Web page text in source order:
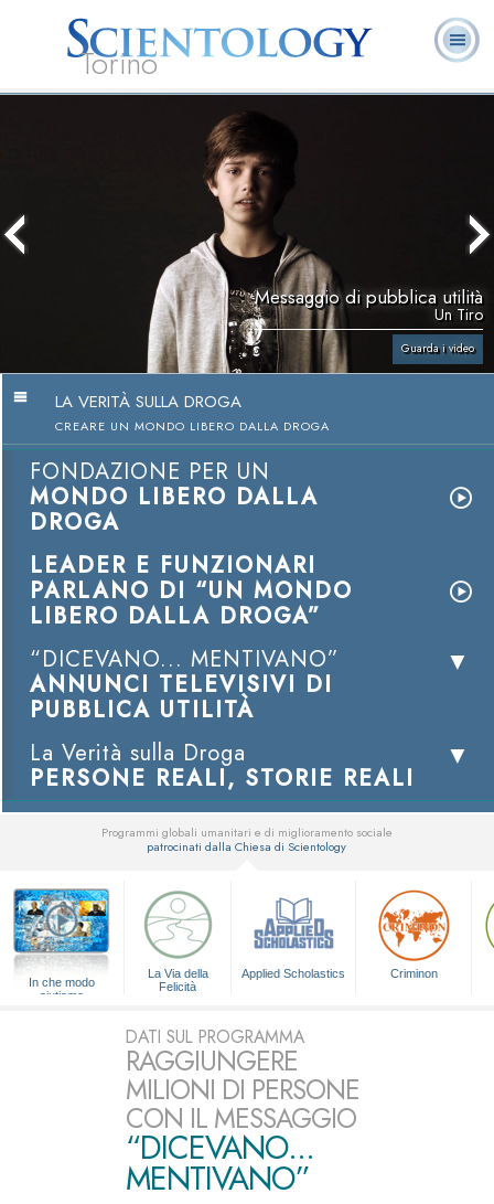
Torino
Scientology?
Messaggio di pubblica utilità
Un Tiro
Guarda i video
LA VERITÀ SULLA DROGA
CREARE UN MONDO LIBERO DALLA DROGA
FONDAZIONE PER UN
MONDO LIBERO DALLA
DROGA
LEADER E FUNZIONARI
PARLANO DI “UN MONDO
LIBERO DALLA DROGA”
“DICEVANO... MENTIVANO”
ANNUNCI TELEVISIVI DI
PUBBLICA UTILITÀ
La Verità sulla Droga
PERSONE REALI, STORIE REALI
Programmi globali umanitari e di miglioramento sociale
patrocinati dalla Chiesa di Scientology
In che modo
aiutiamo
La Via della
Felicità
Applied Scholastics Criminon
DATI SUL PROGRAMMA
RAGGIUNGERE
MILIONI DI PERSONE
CON IL MESSAGGIO
“DICEVANO...
MENTIVANO”